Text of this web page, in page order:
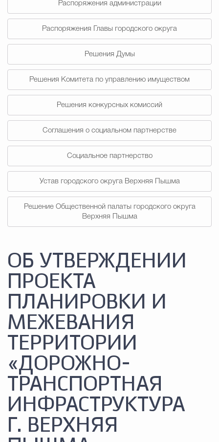
Гостям Городского
Общественная
Градостроительство и
Государственные организации
Распоряжения администрации
Распоряжения Главы городского округа
Решения Думы
Решения Комитета по управлению имуществом
Решения конкурсных комиссий
Соглашения о социальном партнерстве
Социальное партнерство
Устав городского округа Верхняя Пышма
Решение Общественной палаты городского округа
Верхняя Пышма
ОБ УТВЕРЖДЕНИИ
ПРОЕКТА
ПЛАНИРОВКИ И
МЕЖЕВАНИЯ
ТЕРРИТОРИИ
«ДОРОЖНО-
ТРАНСПОРТНАЯ
ИНФРАСТРУКТУРА
Г. ВЕРХНЯЯ